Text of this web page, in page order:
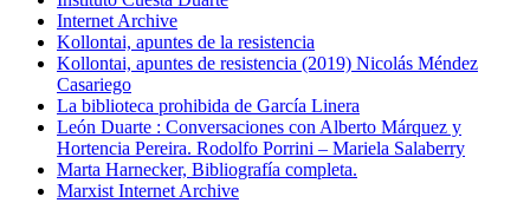
Internet Archive
Kollontai, apuntes de la resistencia
Kollontai, apuntes de resistencia (2019) Nicolás Méndez
Casariego
La biblioteca prohibida de García Linera
León Duarte : Conversaciones con Alberto Márquez y
Hortencia Pereira. Rodolfo Porrini – Mariela Salaberry
Marta Harnecker, Bibliografía completa.
Marxist Internet Archive